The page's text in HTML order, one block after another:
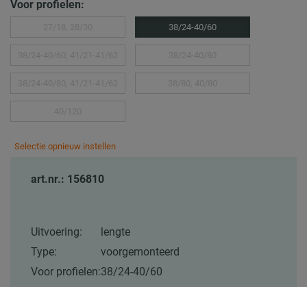
Voor profielen:
38/24-40/60
Selectie opnieuw instellen
art.nr.: 156810
Uitvoering:
lengte
Type:
voorgemonteerd
Voor profielen:38/24-40/60